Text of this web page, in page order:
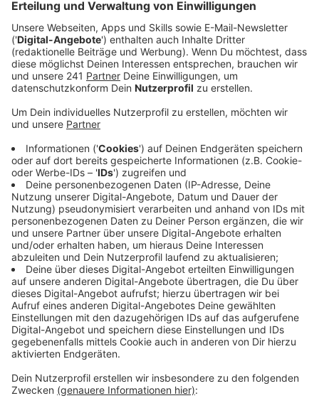
notwendige Baugenehmigung.
Veröffentlicht:Freitag, 22.08.2025 13:48
Anzeige
Konsequenzen für die Verantwortlichen
Anzeige
Die Stadt Leverkusen hat bestätigt, dass für
Werbeflächen wie diese ein Bauantrag erforderlich ist.
Da dieser Antrag nicht gestellt wurde, muss das
Graffiti entweder entfernt oder alternativ verhüllt
werden.
Bevor das Graffiti aufgesprüht wurde, hätten die
Verantwortlichen einen Bauantrag einreichen müssen.
Da dies nicht passiert ist, drohen nun Maßnahmen, um
die unzulässige Werbefläche zu beseitigen. Ob das
Graffiti tatsächlich entfernt oder verhüllt wird, ist noch
unklar.